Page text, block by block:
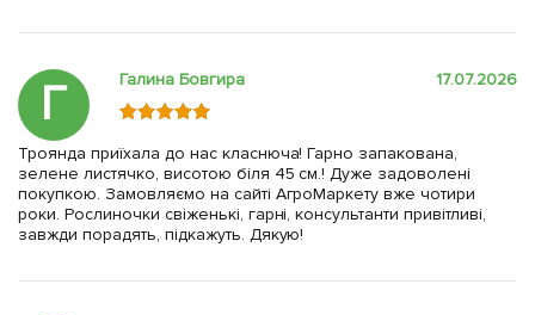
Г Галина Бовгира 17.07.2026
Троянда приїхала до нас класнюча! Гарно запакована,
зелене листячко, висотою біля 45 см.! Дуже задоволені
покупкою. Замовляємо на сайті АгроМаркету вже чотири
роки. Рослиночки свіженькі, гарні, консультанти привітливі,
завжди порадять, підкажуть. Дякую!